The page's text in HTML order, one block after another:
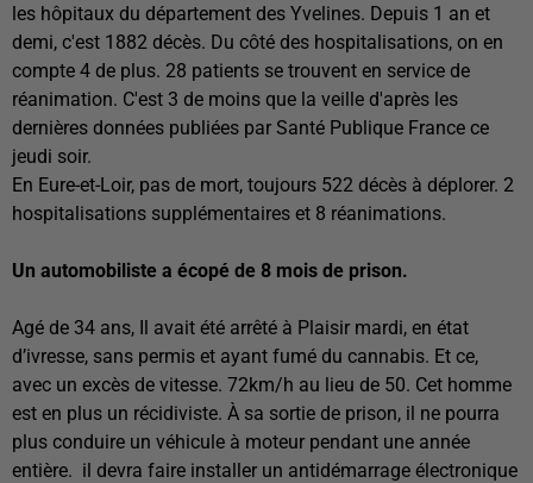
les hôpitaux du département des Yvelines. Depuis 1 an et
demi, c'est 1882 décès. Du côté des hospitalisations, on en
compte 4 de plus. 28 patients se trouvent en service de
réanimation. C'est 3 de moins que la veille d'après les
dernières données publiées par Santé Publique France ce
jeudi soir.
En Eure-et-Loir, pas de mort, toujours 522 décès à déplorer. 2
hospitalisations supplémentaires et 8 réanimations.
Un automobiliste a écopé de 8 mois de prison.
Agé de 34 ans, Il avait été arrêté à Plaisir mardi, en état
d’ivresse, sans permis et ayant fumé du cannabis. Et ce,
avec un excès de vitesse. 72km/h au lieu de 50. Cet homme
est en plus un récidiviste. À sa sortie de prison, il ne pourra
plus conduire un véhicule à moteur pendant une année
entière. il devra faire installer un antidémarrage électronique